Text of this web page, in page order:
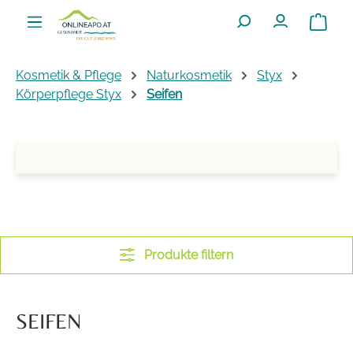
Zum Hauptinhalt springen
Kosmetik & Pflege Naturkosmetik
Styx
Körperpflege Styx
Seifen
Produkte filtern
SEIFEN